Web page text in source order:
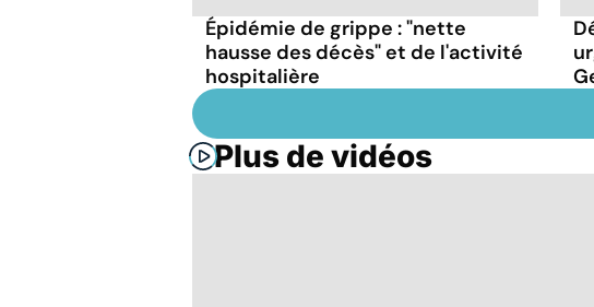
Épidémie de grippe : "nette
hausse des décès" et de l'activité
hospitalière
Plus de vidéos